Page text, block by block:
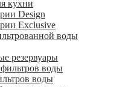
кухни
Design
Exclusive
воды
резервуары
воды
воды